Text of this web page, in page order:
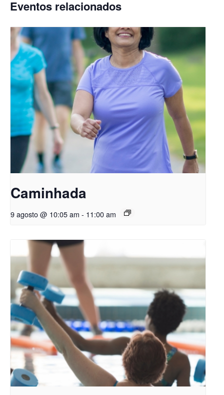
Eventos relacionados
Caminhada
9 agosto @ 10:05 am - 11:00 am